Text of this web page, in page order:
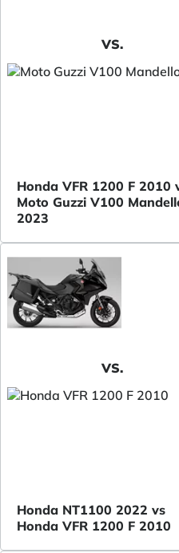
VS.
Honda VFR 1200 F 2010
Moto Guzzi V100
2023
VS.
Honda NT1100 2022 vs
Honda VFR 1200 F 2010